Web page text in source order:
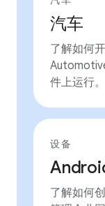
汽车
了解如何
件上运行。
设备
了解如何